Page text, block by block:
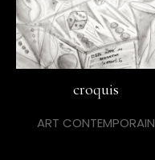
croquis
ART CONTEMPORAIN